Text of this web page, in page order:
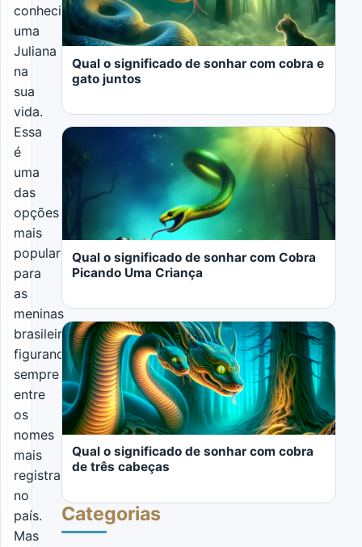
conhecido
uma
Juliana
na
sua
vida.
Essa
é
uma
das
opções
mais
populares
para
as
meninas
brasileiras,
figurando
sempre
entre
os
nomes
mais
registrados
no
país.
Mas
LER MAIS
Qual o significado de sonhar com cobra e
gato juntos
Qual o significado de sonhar com Cobra
Picando Uma Criança
LER MAIS
Qual o significado de sonhar com cobra
de três cabeças
Categorias